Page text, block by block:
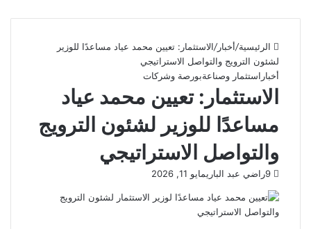
الرئيسية/أخبار/الاستثمار: تعيين محمد عياد مساعدًا للوزير
لشئون الترويج والتواصل الاستراتيجي
أخبار استثمار وصناعةبورصة وشركات
الاستثمار: تعيين محمد عياد
مساعدًا للوزير لشئون الترويج
والتواصل الاستراتيجي
راضي عبد الباريمايو 11, 2026